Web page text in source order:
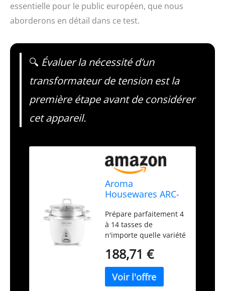
essentielle pour le public européen, que nous
aborderons en détail dans ce test.
🔍 Évaluer la nécessité d’un
transformateur de tension est la
première étape avant de considérer
cet appareil.
Aroma
Housewares ARC-
riz en acier
inoxydable avec
cuiseur à vapeur
pour aliments 14
tasses (cuit)/3 l
Prépare parfaitement 4
à 14 tasses de
n'importe quelle variété
100 % acier inoxydable
304 de qualité
alimentaire pour une
alimentation propre et
188,71 €